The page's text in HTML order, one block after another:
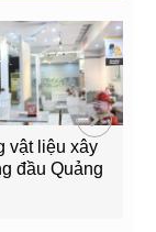
vật liệu xây
đầu Quảng